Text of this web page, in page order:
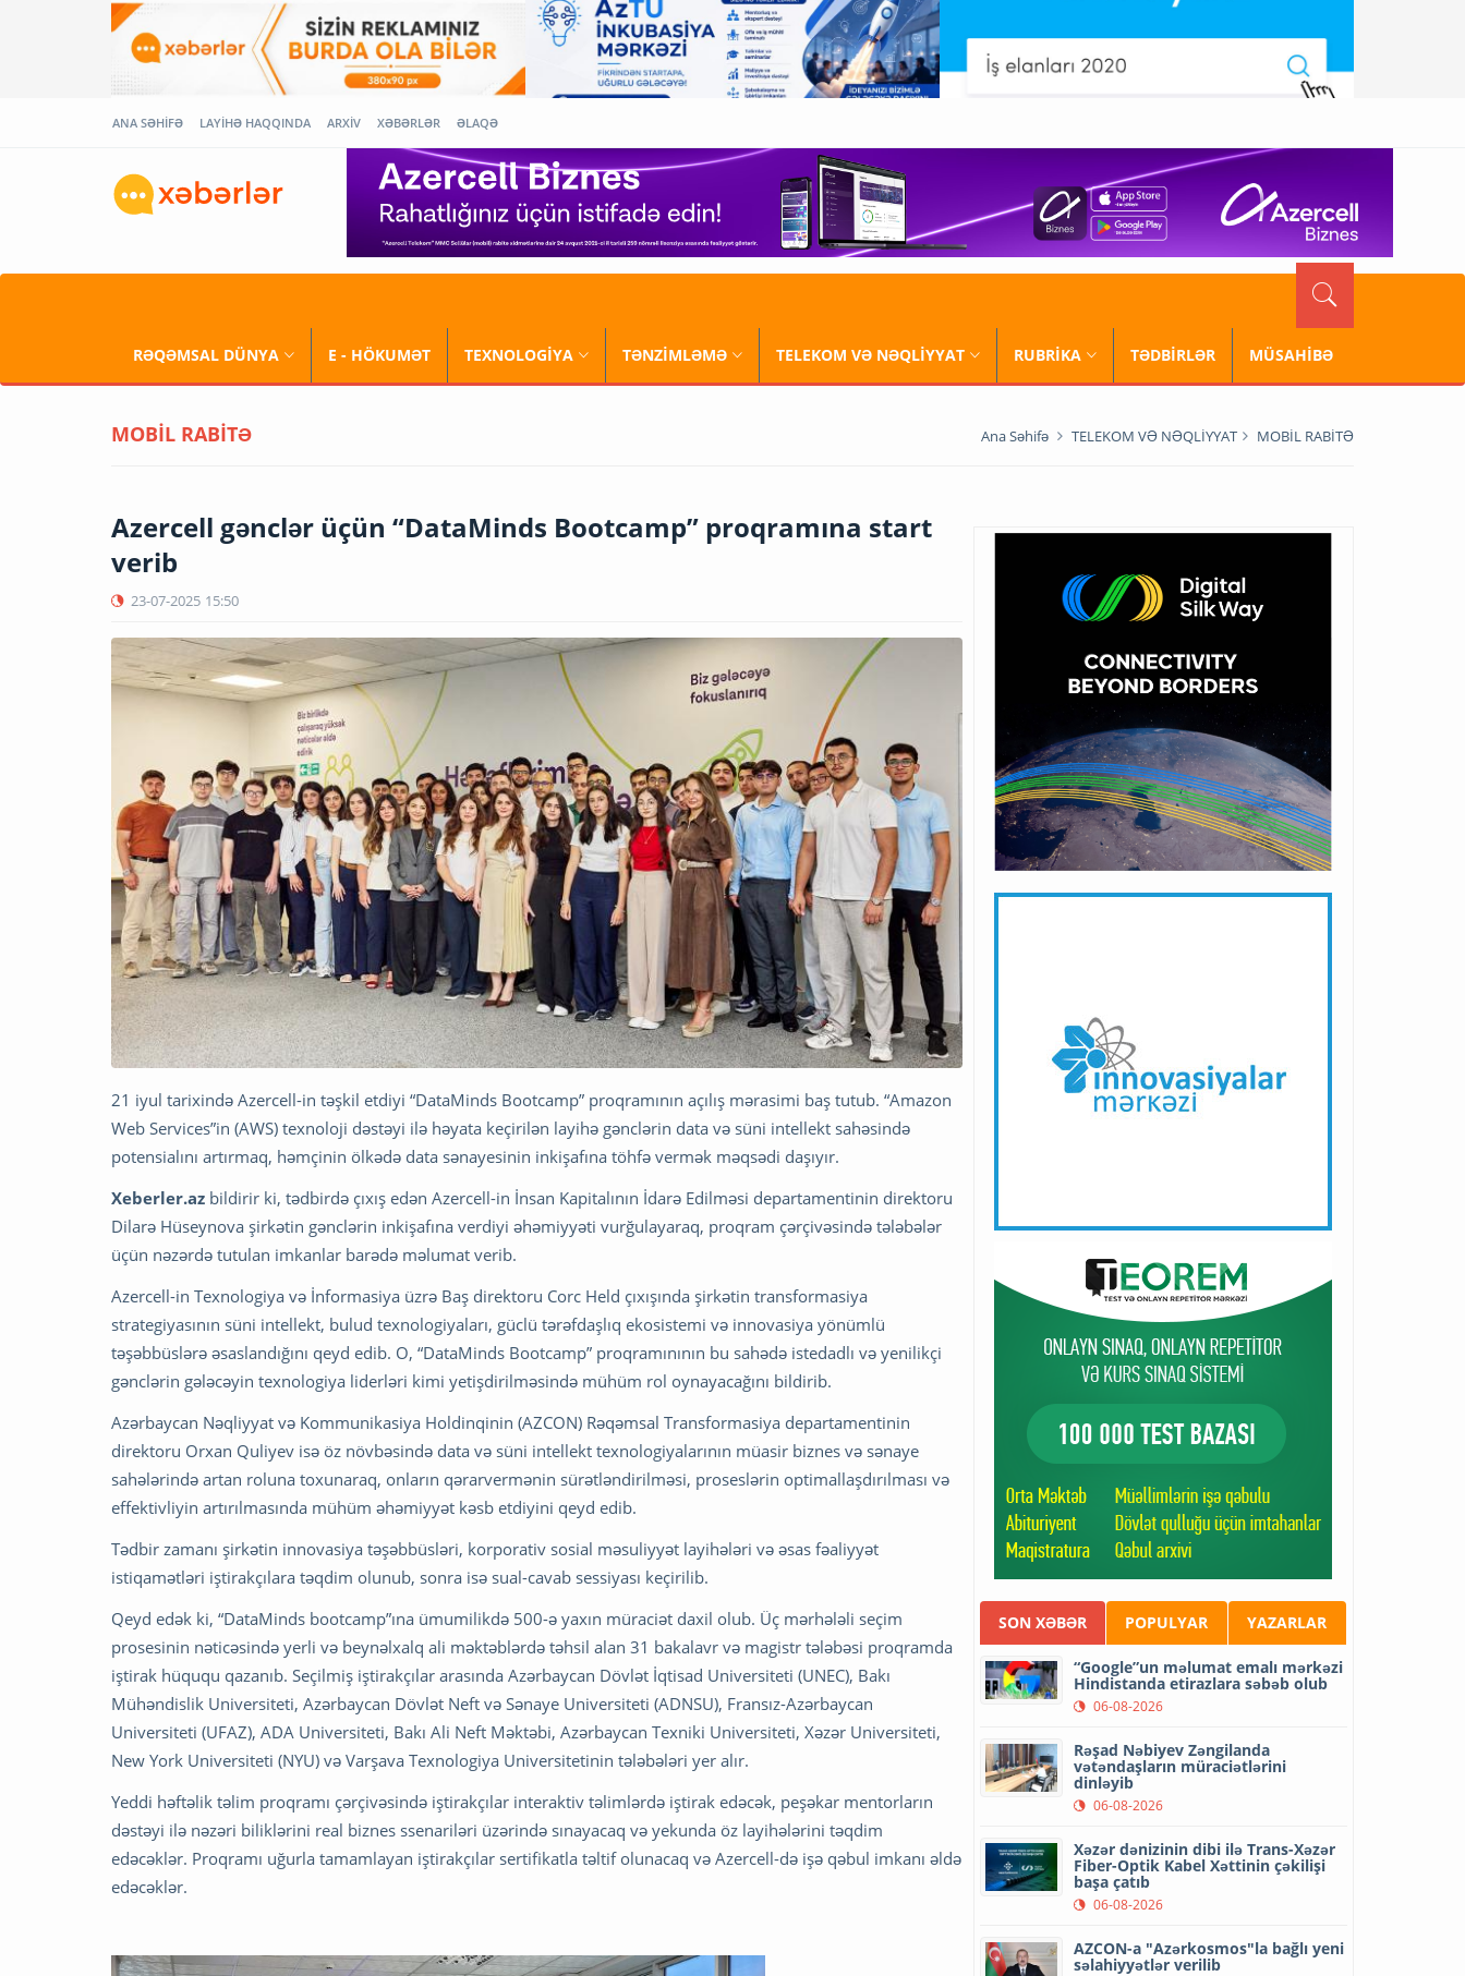
ANA SƏHİFƏ LAYİHƏ HAQQINDA ARXİV XƏBƏRLƏR ƏLAQƏ
RƏQƏMSAL DÜNYA E - HÖKUMƏT TEXNOLOGİYA TƏNZİMLƏMƏ TELEKOM VƏ NƏQLİYYAT RUBRİKA TƏDBİRLƏR MÜSAHİBƏ
MOBİL RABİTƏ Ana Səhifə TELEKOM VƏ NƏQLİYYAT MOBİL RABİTƏ
Azercell gənclər üçün “DataMinds Bootcamp” proqramına start
verib
23-07-2025 15:50
21 iyul tarixində Azercell-in təşkil etdiyi “DataMinds Bootcamp” proqramının açılış mərasimi baş tutub. “Amazon
Web Services”in (AWS) texnoloji dəstəyi ilə həyata keçirilən layihə gənclərin data və süni intellekt sahəsində
potensialını artırmaq, həmçinin ölkədə data sənayesinin inkişafına töhfə vermək məqsədi daşıyır.
Xeberler.az bildirir ki, tədbirdə çıxış edən Azercell-in İnsan Kapitalının İdarə Edilməsi departamentinin direktoru
Dilarə Hüseynova şirkətin gənclərin inkişafına verdiyi əhəmiyyəti vurğulayaraq, proqram çərçivəsində tələbələr
üçün nəzərdə tutulan imkanlar barədə məlumat verib.
Azercell-in Texnologiya və İnformasiya üzrə Baş direktoru Corc Held çıxışında şirkətin transformasiya
strategiyasının süni intellekt, bulud texnologiyaları, güclü tərəfdaşlıq ekosistemi və innovasiya yönümlü
təşəbbüslərə əsaslandığını qeyd edib. O, “DataMinds Bootcamp” proqramınının bu sahədə istedadlı və yenilikçi
gənclərin gələcəyin texnologiya liderləri kimi yetişdirilməsində mühüm rol oynayacağını bildirib.
Azərbaycan Nəqliyyat və Kommunikasiya Holdinqinin (AZCON) Rəqəmsal Transformasiya departamentinin
direktoru Orxan Quliyev isə öz növbəsində data və süni intellekt texnologiyalarının müasir biznes və sənaye
sahələrində artan roluna toxunaraq, onların qərarvermənin sürətləndirilməsi, proseslərin optimallaşdırılması və
effektivliyin artırılmasında mühüm əhəmiyyət kəsb etdiyini qeyd edib.
Tədbir zamanı şirkətin innovasiya təşəbbüsləri, korporativ sosial məsuliyyət layihələri və əsas fəaliyyət
istiqamətləri iştirakçılara təqdim olunub, sonra isə sual-cavab sessiyası keçirilib.
Qeyd edək ki, “DataMinds bootcamp”ına ümumilikdə 500-ə yaxın müraciət daxil olub. Üç mərhələli seçim
prosesinin nəticəsində yerli və beynəlxalq ali məktəblərdə təhsil alan 31 bakalavr və magistr tələbəsi proqramda
iştirak hüququ qazanıb. Seçilmiş iştirakçılar arasında Azərbaycan Dövlət İqtisad Universiteti (UNEC), Bakı
Mühəndislik Universiteti, Azərbaycan Dövlət Neft və Sənaye Universiteti (ADNSU), Fransız-Azərbaycan
Universiteti (UFAZ), ADA Universiteti, Bakı Ali Neft Məktəbi, Azərbaycan Texniki Universiteti, Xəzər Universiteti,
New York Universiteti (NYU) və Varşava Texnologiya Universitetinin tələbələri yer alır.
Yeddi həftəlik təlim proqramı çərçivəsində iştirakçılar interaktiv təlimlərdə iştirak edəcək, peşəkar mentorların
dəstəyi ilə nəzəri biliklərini real biznes ssenariləri üzərində sınayacaq və yekunda öz layihələrini təqdim
edəcəklər. Proqramı uğurla tamamlayan iştirakçılar sertifikatla təltif olunacaq və Azercell-də işə qəbul imkanı əldə
edəcəklər.
SON XƏBƏR POPULYAR YAZARLAR
“Google”un məlumat emalı mərkəzi
Hindistanda etirazlara səbəb olub
06-08-2026
Rəşad Nəbiyev Zəngilanda
vətəndaşların müraciətlərini
dinləyib
06-08-2026
Xəzər dənizinin dibi ilə Trans-Xəzər
Fiber-Optik Kabel Xəttinin çəkilişi
başa çatıb
06-08-2026
AZCON-a "Azərkosmos"la bağlı yeni
səlahiyyətlər verilib